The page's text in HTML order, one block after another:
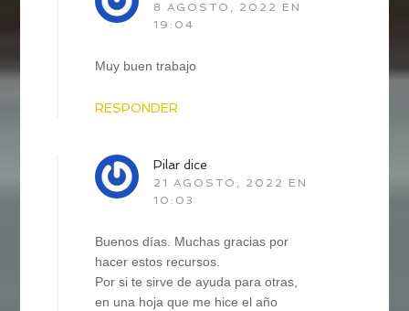
8 AGOSTO, 2022 EN
19:04
Muy buen trabajo
RESPONDER
Pilar dice
21 AGOSTO, 2022 EN
10:03
Buenos días. Muchas gracias por
hacer estos recursos.
Por si te sirve de ayuda para otras,
en una hoja que me hice el año